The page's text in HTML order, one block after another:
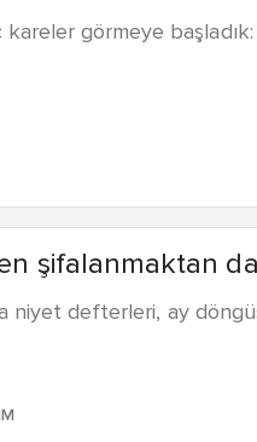
kareler görmeye
şifalanmaktan
niyet defterleri, ay